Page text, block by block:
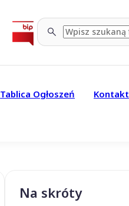
Tablica Ogłoszeń Kontakt
Na skróty